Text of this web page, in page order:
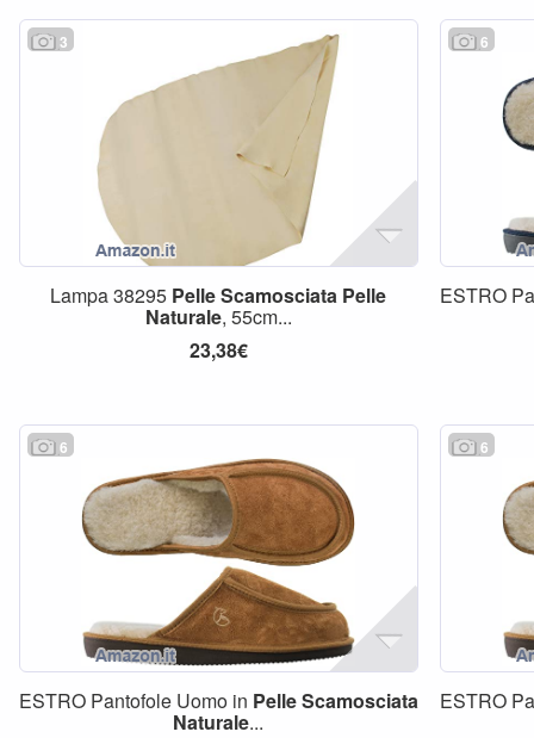
3
Lampa 38295 PelleScamosciata Pelle
Naturale, 55cm...
23,38€
6
ESTRO
6
ESTRO Pantofole Uomo in PelleScamosciata
Naturale...
6
ESTRO